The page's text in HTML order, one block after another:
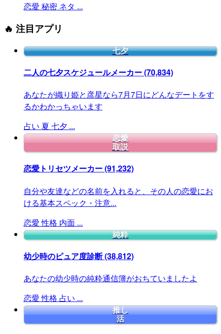
恋愛 秘密 ネタ ...
🔥 注目アプリ
七夕
二人の七夕スケジュールメーカー(70,834)
あなたが織り姫と彦星なら7月7日にどんなデートをす
るかわかっちゃいます
占い 夏 七夕 ...
恋愛
取説
恋愛トリセツメーカー(91,232)
自分や友達などの名前を入れると、その人の恋愛にお
ける基本スペック・注意...
恋愛 性格 内面 ...
純粋
幼少時のピュア度診断(38,812)
あなたの幼少時の純粋通信簿がおちていましたよ
恋愛 性格 占い ...
推し
活